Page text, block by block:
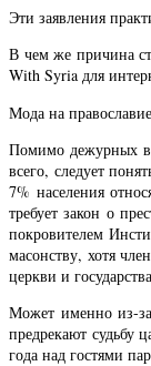
Эти заявления
В чем же причина
With Syria для
Мода на
Помимо дежурных
всего, следует
7% населения
требует закон о
покровителем
масонству, хотя
церкви и
Может именно из-
предрекают судьбу
года над гостями